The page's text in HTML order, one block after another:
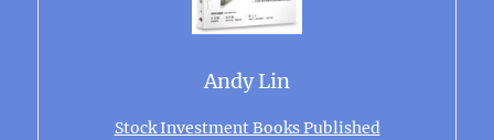
Andy Lin
Stock Investment Books Published